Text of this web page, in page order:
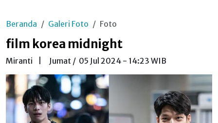
Beranda Galeri Foto Foto
film korea midnight
Miranti Jumat / 05 Jul 2024 - 14:23 WIB